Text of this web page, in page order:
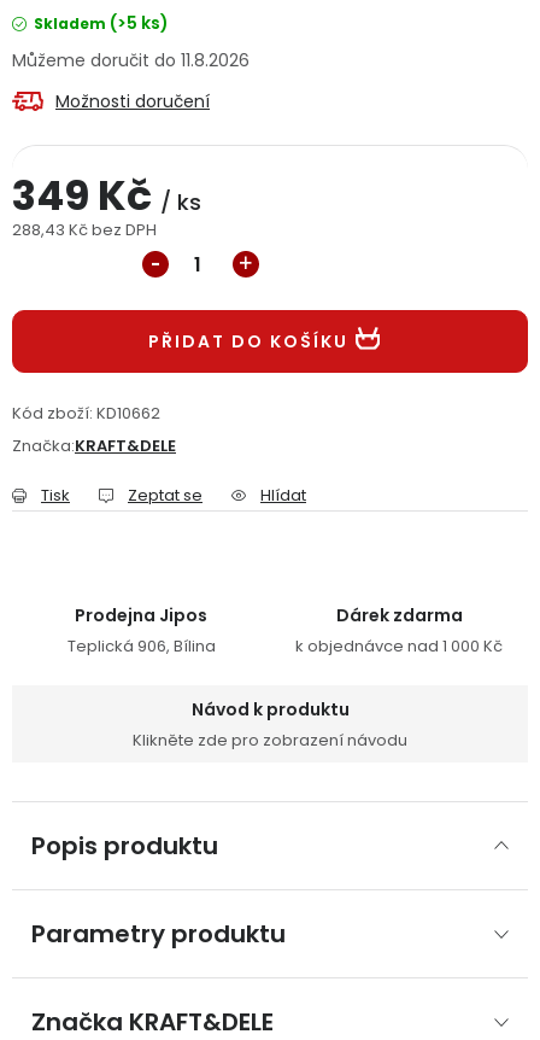
Velkoobchodní spolupráce (B2B)
Servis nářadí Hodnocení obchodu
Doprava a platba Váš zákaznický účet Kontakt
Reklamační řád
Podmínky ochrany osobních údajů
Skladem (>5 ks)
11.8.2026
Možnosti doručení
349 Kč / ks
288,43 Kč bez DPH
PŘIDAT DO KOŠÍKU
Kód zboží: KD10662
Značka:KRAFT&DELE
Tisk Zeptat se Hlídat
Prodejna Jipos
Teplická 906, Bílina
Dárek zdarma
k objednávce nad 1 000 Kč
Návod k produktu
Klikněte zde pro zobrazení návodu
Popis produktu
Parametry produktu
Značka KRAFT&DELE